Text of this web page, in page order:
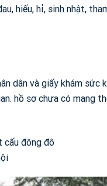
hiếu, hỉ, sinh nhật,
dân và giấy khám sức
hồ sơ chưa có mang
cấu đông đô